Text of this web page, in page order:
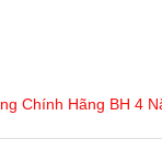
Chính Hãng BH 4